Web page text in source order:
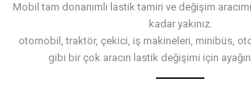
Mobil tam donanımlı lastik tamiri ve değişim
kadar yakınız.
otomobil, traktör, çekici, iş makineleri, minibüs,
gibi bir çok aracın lastik değişimi için